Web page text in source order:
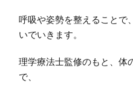
呼吸や姿勢を整えることで
いでいきます。
理学療法士監修のもと、体
で、